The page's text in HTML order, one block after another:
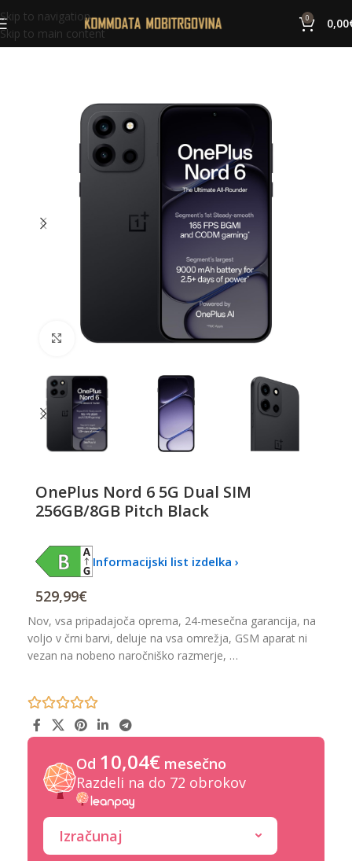
Skip to navigation
Skip to main content
0 0,00
Click to enlarge
OnePlus Nord 6 5G Dual SIM
256GB/8GB Pitch Black
Informacijski list izdelka ›
529,99€
Nov, vsa pripadajoča oprema, 24-mesečna garancija, na
voljo v črni barvi, deluje na vsa omrežja, GSM aparat ni
vezan na nobeno naročniško razmerje, …
Od 10,04€mesečno
Razdeli na do 72 obrokov
Izračunaj